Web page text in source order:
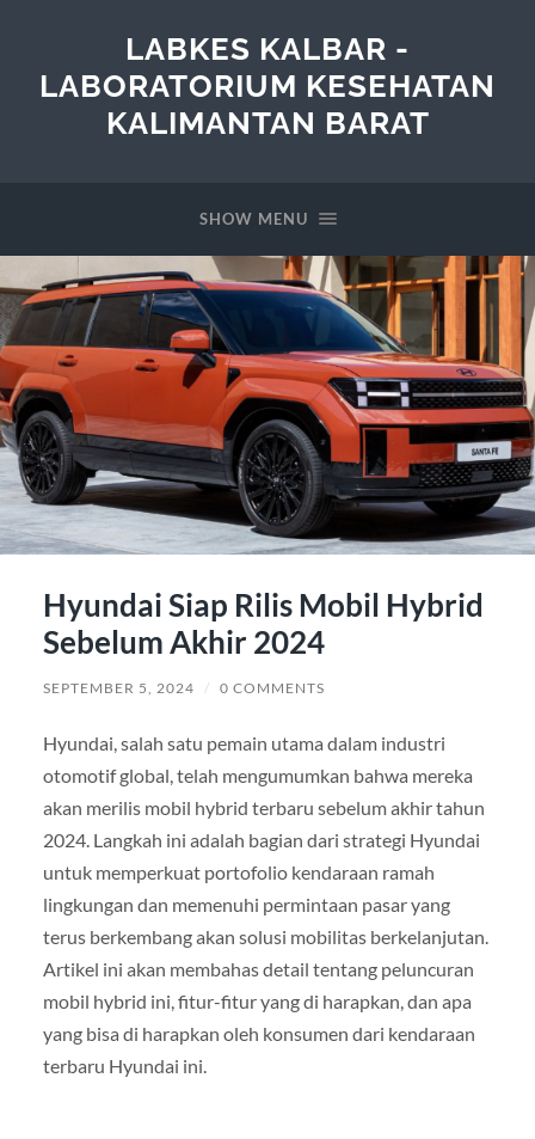
LABKES KALBAR -
LABORATORIUM KESEHATAN
KALIMANTAN BARAT
SHOW MENU
Hyundai Siap Rilis Mobil Hybrid
Sebelum Akhir 2024
SEPTEMBER 5, 2024 / 0 COMMENTS
Hyundai, salah satu pemain utama dalam industri
otomotif global, telah mengumumkan bahwa mereka
akan merilis mobil hybrid terbaru sebelum akhir tahun
2024. Langkah ini adalah bagian dari strategi Hyundai
untuk memperkuat portofolio kendaraan ramah
lingkungan dan memenuhi permintaan pasar yang
terus berkembang akan solusi mobilitas berkelanjutan.
Artikel ini akan membahas detail tentang peluncuran
mobil hybrid ini, fitur-fitur yang di harapkan, dan apa
yang bisa di harapkan oleh konsumen dari kendaraan
terbaru Hyundai ini.